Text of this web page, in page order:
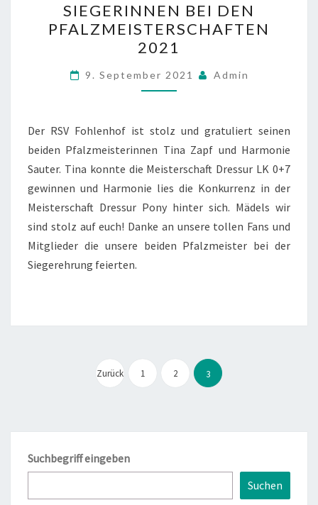
BEI
DEN
PFALZMEISTERSCHAFTEN
2021
SIEGERINNEN BEI DEN
PFALZMEISTERSCHAFTEN
2021
9. September 2021 Admin
Der RSV Fohlenhof ist stolz und gratuliert seinen
beiden Pfalzmeisterinnen Tina Zapf und Harmonie
Sauter. Tina konnte die Meisterschaft Dressur LK 0+7
gewinnen und Harmonie lies die Konkurrenz in der
Meisterschaft Dressur Pony hinter sich. Mädels wir
sind stolz auf euch! Danke an unsere tollen Fans und
Mitglieder die unsere beiden Pfalzmeister bei der
Siegerehrung feierten.
Seitennummerierung
der
Beiträge
Zurück 1 2 3
Suchbegriff eingeben
Suchen